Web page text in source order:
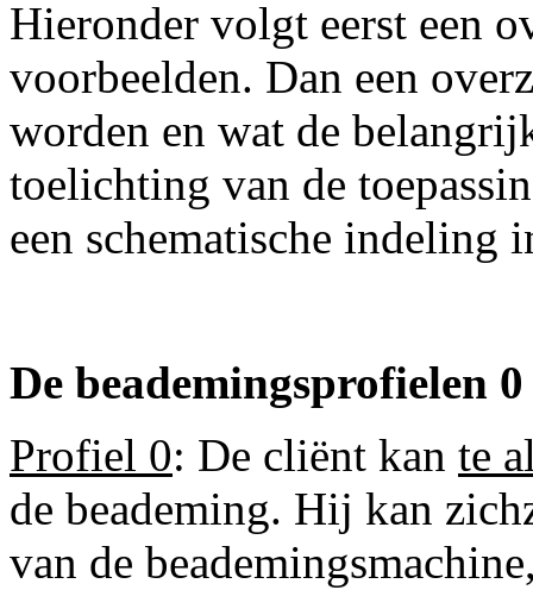
Hieronder volgt eerst een
voorbeelden. Dan een
worden en wat de
toelichting van de
een schematische indeling
De beademingsprofielen
Profiel 0: De cliënt kan te
de beademing. Hij kan
van de